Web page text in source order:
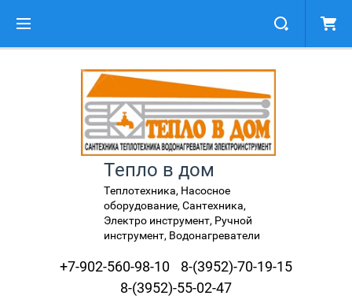
Тепло в дом
Теплотехника, Насосное
оборудование, Сантехника,
Электро инструмент, Ручной
инструмент, Водонагреватели
+7-902-560-98-10
8-(3952)-70-19-15
8-(3952)-55-02-47